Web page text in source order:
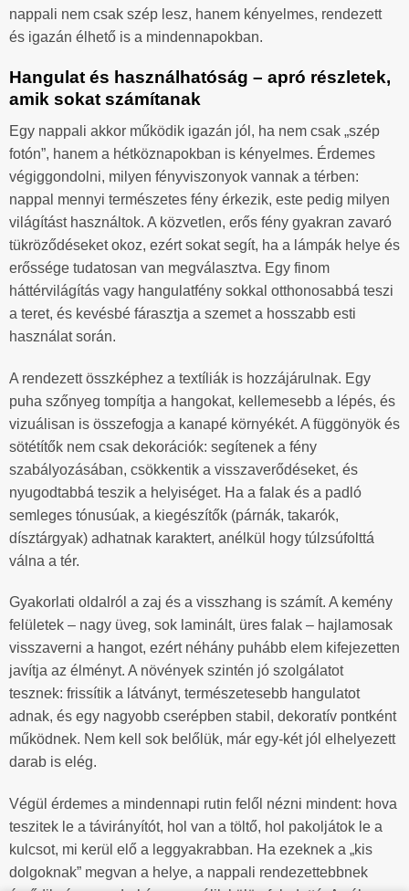
nappali nem csak szép lesz, hanem kényelmes, rendezett
és igazán élhető is a mindennapokban.
Hangulat és használhatóság – apró részletek,
amik sokat számítanak
Egy nappali akkor működik igazán jól, ha nem csak „szép
fotón”, hanem a hétköznapokban is kényelmes. Érdemes
végiggondolni, milyen fényviszonyok vannak a térben:
nappal mennyi természetes fény érkezik, este pedig milyen
világítást használtok. A közvetlen, erős fény gyakran zavaró
tükröződéseket okoz, ezért sokat segít, ha a lámpák helye és
erőssége tudatosan van megválasztva. Egy finom
háttérvilágítás vagy hangulatfény sokkal otthonosabbá teszi
a teret, és kevésbé fárasztja a szemet a hosszabb esti
használat során.
A rendezett összképhez a textíliák is hozzájárulnak. Egy
puha szőnyeg tompítja a hangokat, kellemesebb a lépés, és
vizuálisan is összefogja a kanapé környékét. A függönyök és
sötétítők nem csak dekorációk: segítenek a fény
szabályozásában, csökkentik a visszaverődéseket, és
nyugodtabbá teszik a helyiséget. Ha a falak és a padló
semleges tónusúak, a kiegészítők (párnák, takarók,
dísztárgyak) adhatnak karaktert, anélkül hogy túlzsúfolttá
válna a tér.
Gyakorlati oldalról a zaj és a visszhang is számít. A kemény
felületek – nagy üveg, sok laminált, üres falak – hajlamosak
visszaverni a hangot, ezért néhány puhább elem kifejezetten
javítja az élményt. A növények szintén jó szolgálatot
tesznek: frissítik a látványt, természetesebb hangulatot
adnak, és egy nagyobb cserépben stabil, dekoratív pontként
működnek. Nem kell sok belőlük, már egy-két jól elhelyezett
darab is elég.
Végül érdemes a mindennapi rutin felől nézni mindent: hova
teszitek le a távirányítót, hol van a töltő, hol pakoljátok le a
kulcsot, mi kerül elő a leggyakrabban. Ha ezeknek a „kis
dolgoknak” megvan a helye, a nappali rendezettebbnek